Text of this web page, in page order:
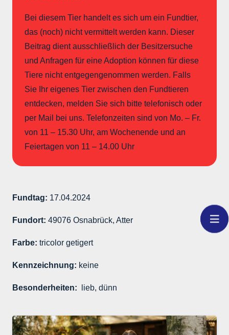
Bei diesem Tier handelt es sich um ein Fundtier,
das (noch) nicht vermittelt werden kann. Dieser
Beitrag dient ausschließlich der Besitzersuche
und Anfragen für eine Adoption können für diese
Tiere nicht entgegengenommen werden. Falls
Sie Ihr eigenes Tier zwischen den Fundtieren
entdecken, melden Sie sich bitte telefonisch oder
per Mail bei uns. Telefonzeiten sind von Mo. – Fr.
von 11 – 15.30 Uhr, am Wochenende und an
Feiertagen von 11 – 14.00 Uhr
Fundtag: 17.04.2024
Fundort: 49076 Osnabrück, Atter
Farbe: tricolor getigert
Kennzeichnung: keine
Besonderheiten: lieb, dünn